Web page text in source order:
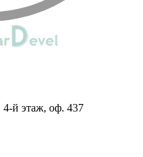
4-й этаж, оф. 437